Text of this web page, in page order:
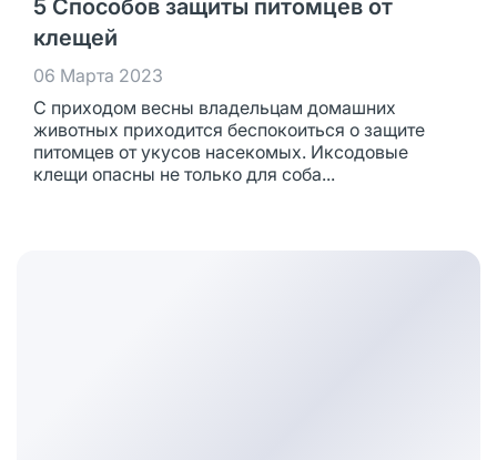
5 Способов защиты питомцев от
клещей
06 Марта 2023
С приходом весны владельцам домашних
животных приходится беспокоиться о защите
питомцев от укусов насекомых. Иксодовые
клещи опасны не только для соба...